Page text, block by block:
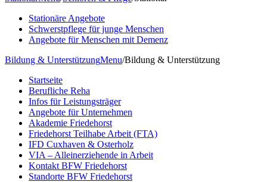
Stationäre Angebote
Schwerstpflege für junge Menschen
Angebote für Menschen mit Demenz
Bildung & UnterstützungMenu/Bildung & Unterstützung
Startseite
Berufliche Reha
Infos für Leistungsträger
Angebote für Unternehmen
Akademie Friedehorst
Friedehorst Teilhabe Arbeit (FTA)
IFD Cuxhaven & Osterholz
VIA – Alleinerziehende in Arbeit
Kontakt BFW Friedehorst
Standorte BFW Friedehorst